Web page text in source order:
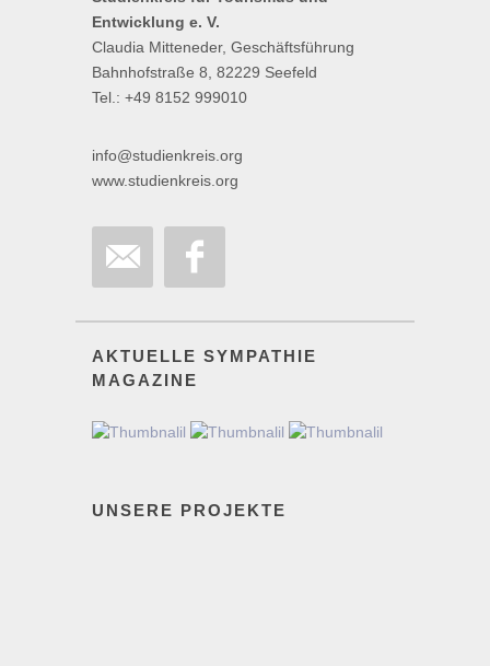
Entwicklung e. V.
Claudia Mitteneder, Geschäftsführung
Bahnhofstraße 8, 82229 Seefeld
Tel.: +49 8152 999010
info@studienkreis.org
www.studienkreis.org
AKTUELLE SYMPATHIE
MAGAZINE
UNSERE PROJEKTE